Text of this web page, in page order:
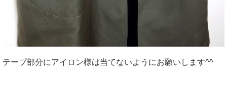
テープ部分にアイロン様は当てないようにお願いします^^